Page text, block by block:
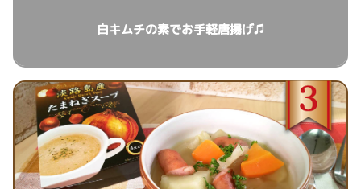
白キムチの素でお手軽唐揚げ♫